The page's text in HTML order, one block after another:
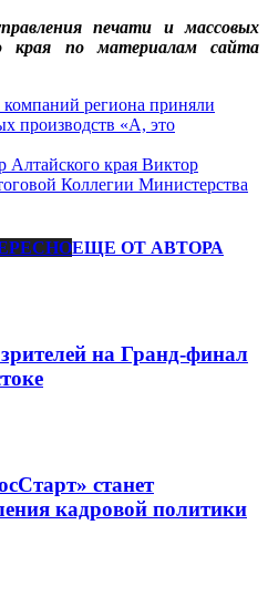
печати и массовых
края по материалам сайта
региона приняли
производств «А, это
Алтайского края Виктор
Коллегии Министерства
ЕЩЕ ОТ АВТОРА
на Гранд-финал
станет
кадровой политики